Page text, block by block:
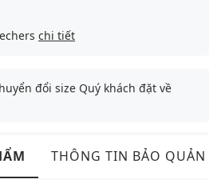
chi tiết
đổi size Quý khách đặt về
THÔNG TIN BẢO QUẢN